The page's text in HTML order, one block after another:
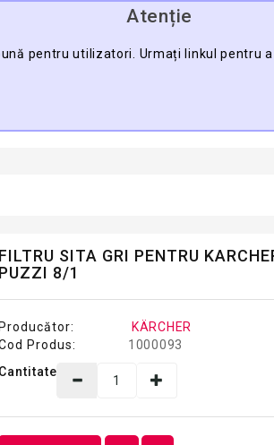
Atenție
pentru utilizatori. Urmați linkul pentru
FILTRU SITA GRI PENTRU
PUZZI 8/1
Producător:
KÄRCHER
Produs:
1000093
Cantitate